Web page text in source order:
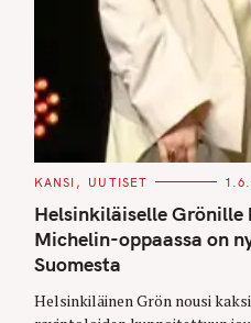
C
T
E
G
O
R
I
S
KANSI UUTISET
Helsinkiläiselle
Michelin-oppaassa on
Suomesta
Helsinkiläinen Grön nousi